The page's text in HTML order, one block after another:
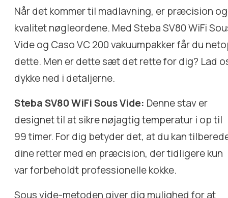
Når det kommer til madlavning, er præcision og
kvalitet nøgleordene. Med Steba SV80 WiFi
Vide og Caso VC 200 vakuumpakker får du
dette. Men er dette sæt det rette for dig? Lad
dykke ned i detaljerne.
Steba SV80 WiFi Sous Vide: Denne stav er
designet til at sikre nøjagtig temperatur i op til
99 timer. For dig betyder det, at du kan
dine retter med en præcision, der tidligere kun
var forbeholdt professionelle kokke.
Sous vide-metoden giver dig mulighed for at